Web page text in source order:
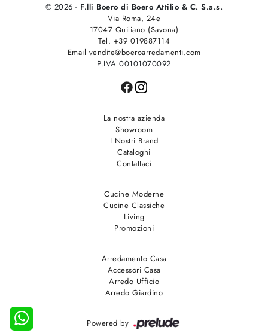
© 2026 - F.lli Boero di Boero Attilio & C. S.a.s.
Via Roma, 24e
17047 Quiliano (Savona)
Tel. +39 019887114
Email vendite@boeroarredamenti.com
P.IVA 00101070092
La nostra azienda
Showroom
I Nostri Brand
Cataloghi
Contattaci
Cucine Moderne
Cucine Classiche
Living
Promozioni
Arredamento Casa
Accessori Casa
Arredo Ufficio
Arredo Giardino
Powered by